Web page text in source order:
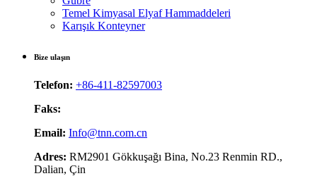
Temel Kimyasal Elyaf Hammaddeleri
Karışık Konteyner
Bize ulaşın
Telefon: +86-411-82597003
Faks:
Email: Info@tnn.com.cn
Adres: RM2901 Gökkuşağı Bina, No.23 Renmin RD.,
Dalian, Çin